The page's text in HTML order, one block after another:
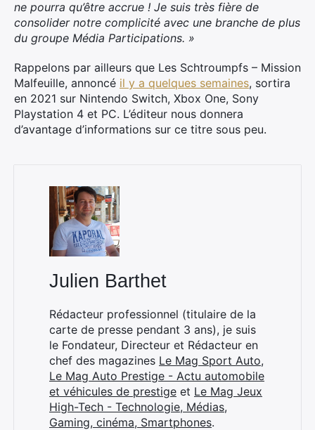
ne pourra qu’être accrue ! Je suis très fière de
consolider notre complicité avec une branche de plus
du groupe Média Participations. »
Rappelons par ailleurs que Les Schtroumpfs – Mission
Malfeuille, annoncé il y a quelques semaines, sortira
en 2021 sur Nintendo Switch, Xbox One, Sony
Playstation 4 et PC. L’éditeur nous donnera
d’avantage d’informations sur ce titre sous peu.
Julien Barthet
Rédacteur professionnel (titulaire de la
carte de presse pendant 3 ans), je suis
le Fondateur, Directeur et Rédacteur en
chef des magazines Le Mag Sport Auto,
Le Mag Auto Prestige - Actu automobile
et véhicules de prestige et Le Mag Jeux
High-Tech - Technologie, Médias,
Gaming, cinéma, Smartphones.
Rechercher